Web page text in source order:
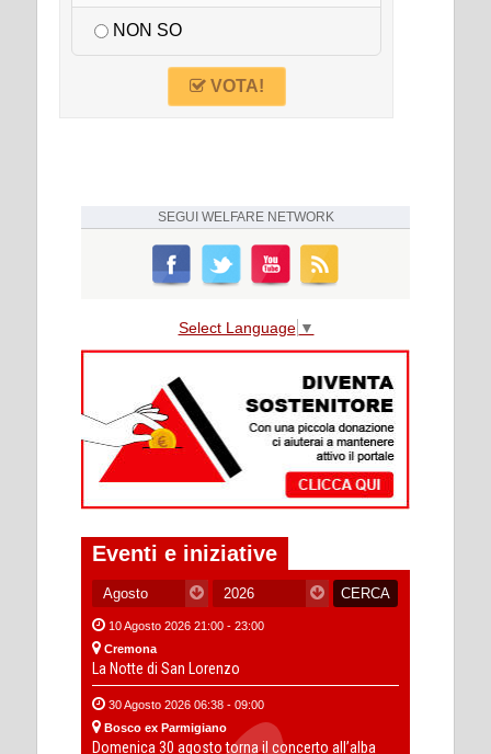
NON SO
VOTA!
SEGUI WELFARE NETWORK
Select Language ▼
Eventi e iniziative
10 Agosto 2026 21:00 - 23:00
Cremona
La Notte di San Lorenzo
30 Agosto 2026 06:38 - 09:00
Bosco ex Parmigiano
Domenica 30 agosto torna il concerto all’alba